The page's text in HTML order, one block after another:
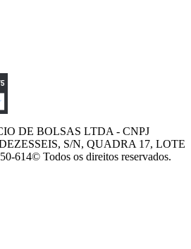
DE BOLSAS LTDA - CNPJ
S/N, QUADRA 17, LOTE
614© Todos os direitos reservados.